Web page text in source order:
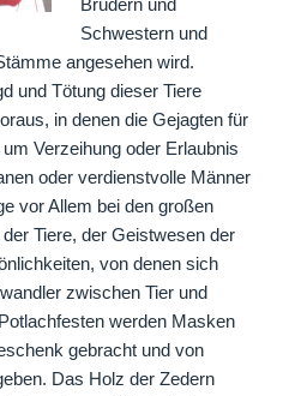
Brüdern und
Schwestern und
angesehen wird.
und Tötung dieser Tiere
in denen die Gejagten für
Verzeihung oder Erlaubnis
oder verdienstvolle Männer
vor Allem bei den großen
Tiere, der Geistwesen der
von denen sich
zwischen Tier und
werden Masken
gebracht und von
Das Holz der Zedern